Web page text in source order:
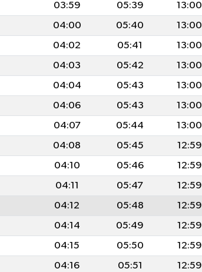
03:59 05:39 13:00
04:00 05:40 13:00
04:02 05:41 13:00
04:03 05:42 13:00
04:04 05:43 13:00
04:06 05:43 13:00
04:07 05:44 13:00
04:08 05:45 12:59
04:10 05:46 12:59
04:11 05:47 12:59
04:12 05:48 12:59
04:14 05:49 12:59
04:15 05:50 12:59
04:16 05:51 12:59